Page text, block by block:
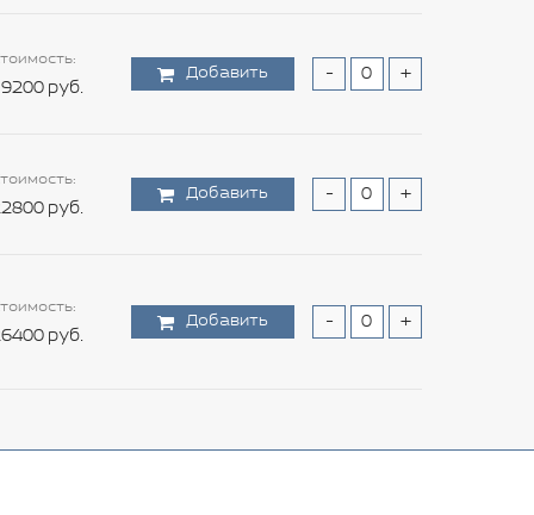
руб.
Добавить - +
руб.
Добавить - +
руб.
Добавить - +